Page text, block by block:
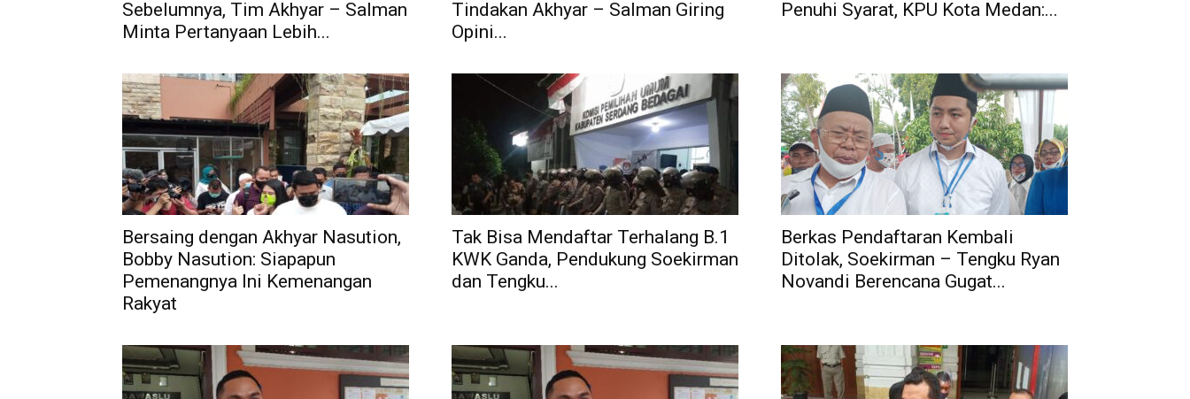
Sebelumnya, Tim Akhyar – Salman
Minta Pertanyaan Lebih...
Tindakan Akhyar – Salman Giring
Opini...
Penuhi Syarat, KPU Kota Medan:...
Bersaing dengan Akhyar Nasution,
Bobby Nasution: Siapapun
Pemenangnya Ini Kemenangan
Rakyat
Tak Bisa Mendaftar Terhalang B.1
KWK Ganda, Pendukung Soekirman
dan Tengku...
Berkas Pendaftaran Kembali
Ditolak, Soekirman – Tengku Ryan
Novandi Berencana Gugat...